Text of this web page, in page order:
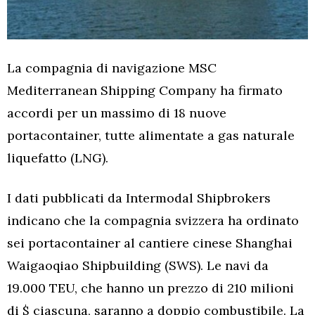
La compagnia di navigazione MSC
Mediterranean Shipping Company ha firmato
accordi per un massimo di 18 nuove
portacontainer, tutte alimentate a gas naturale
liquefatto (LNG).
I dati pubblicati da Intermodal Shipbrokers
indicano che la compagnia svizzera ha ordinato
sei portacontainer al cantiere cinese Shanghai
Waigaoqiao Shipbuilding (SWS). Le navi da
19.000 TEU, che hanno un prezzo di 210 milioni
di $ ciascuna, saranno a doppio combustibile. La